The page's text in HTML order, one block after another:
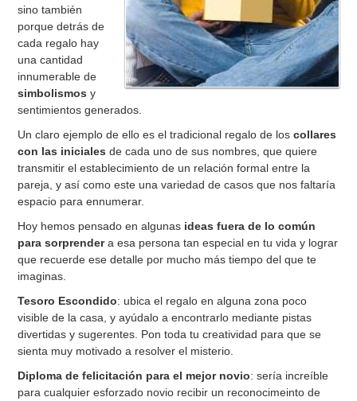
sino también
porque detrás de
cada regalo hay
una cantidad
innumerable de
simbolismosy
sentimientos generados.
Un claro ejemplo de ello es el tradicional regalo de loscollares
con las iniciales de cada uno de sus nombres, que quiere
transmitir el establecimiento de un relación formal entre la
pareja, y así como este una variedad de casos que nos faltaría
espacio para ennumerar.
Hoy hemos pensado en algunas ideas fuera de lo común
para sorprendera esa persona tan especial en tu vida y lograr
que recuerde ese detalle por mucho más tiempo del que te
imaginas.
Tesoro Escondido: ubica el regalo en alguna zona poco
visible de la casa, y ayúdalo a encontrarlo mediante pistas
divertidas y sugerentes. Pon toda tu creatividad para que se
sienta muy motivado a resolver el misterio.
Diploma de felicitación para el mejor novio: sería increíble
para cualquier esforzado novio recibir un reconocimeinto de